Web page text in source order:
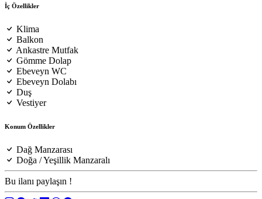
İç Özellikler
Klima
Balkon
Ankastre Mutfak
Gömme Dolap
Ebeveyn WC
Ebeveyn Dolabı
Duş
Vestiyer
Konum Özellikler
Dağ Manzarası
Doğa / Yeşillik Manzaralı
Bu ilanı paylaşın !